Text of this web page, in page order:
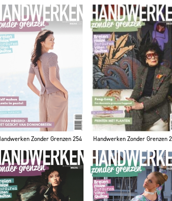
Zonder Grenzen 254 Handwerken Zonder Grenzen